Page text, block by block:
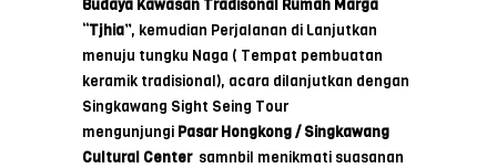
Budaya Kawasan Tradisonal Rumah Marga
“Tjhia”, kemudian Perjalanan di Lanjutkan
menuju tungku Naga ( Tempat pembuatan
keramik tradisional), acara dilanjutkan dengan
Singkawang Sight Seing Tour
mengunjungi Pasar Hongkong / Singkawang
Cultural Centersamnbil menikmati suasanan